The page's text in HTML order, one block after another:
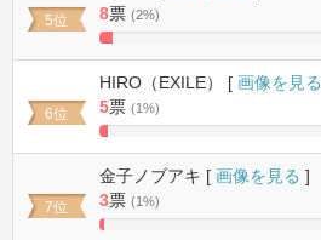
5位
8票 (2%)
3.7383177570093%
6位
HIRO（EXILE） [ 画像を見る
5票 (1%)
2.3364485981308%
7位
金子ノブアキ [ 画像を見る ]
3票 (1%)
1.4018691588785%